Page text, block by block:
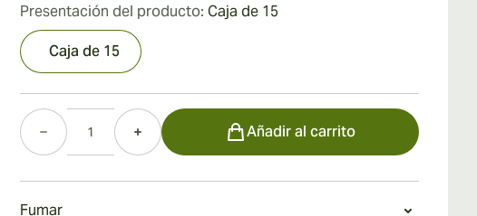
Presentación del producto: Caja de 15
Caja de 15
Cantidad
Añadir al carrito
Fumar